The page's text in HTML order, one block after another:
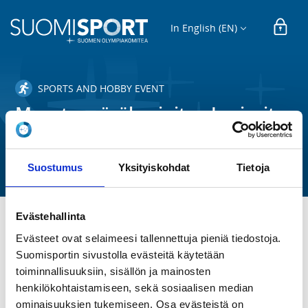
Suostumus Yksityiskohdat Tietoja
Evästehallinta
Evästeet ovat selaimeesi tallennettuja pieniä tiedostoja.
Suomisportin sivustolla evästeitä käytetään
toiminnallisuuksiin, sisällön ja mainosten
henkilökohtaistamiseen, sekä sosiaalisen median
ominaisuuksien tukemiseen. Osa evästeistä on
In English (EN)
SPORTS AND HOBBY EVENT
Maastopyöräharjoitus Juniorit
2/26
TIME
Mo 25.5.2026 at 18:00 - 19:30
LOCATION
Olarin koulun edustalla